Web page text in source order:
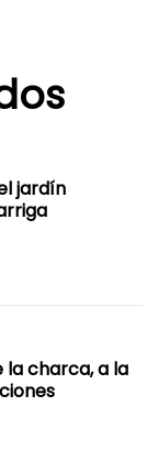
jardín
la charca, a la